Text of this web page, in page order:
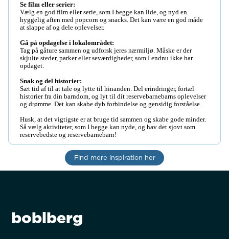
Se film eller serier:
Vælg en god film eller serie, som I begge kan lide, og nyd en
hyggelig aften med popcorn og snacks. Det kan være en god måde
at slappe af og dele oplevelser.
Gå på opdagelse i lokalområdet:
Tag på gåture sammen og udforsk jeres nærmiljø. Måske er der
skjulte steder, parker eller seværdigheder, som I endnu ikke har
opdaget.
Snak og del historier:
Sæt tid af til at tale og lytte til hinanden. Del erindringer, fortæl
historier fra din barndom, og lyt til dit reservebarnebarns oplevelser
og drømme. Det kan skabe dyb forbindelse og gensidig forståelse.
Husk, at det vigtigste er at bruge tid sammen og skabe gode minder.
Så vælg aktiviteter, som I begge kan nyde, og hav det sjovt som
reservebedste og reservebarnebarn!
Find mere inspiration her
boblberg